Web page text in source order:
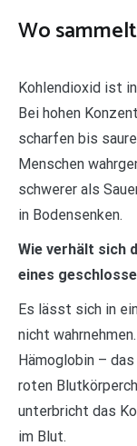
Wo
Kohlendioxid ist
Bei hohen
scharfen bis
Menschen
schwerer als
in Bodensenken.
Wie verhält sich
eines
Es lässt sich in
nicht
Hämoglobin –
roten
unterbricht das
im Blut.